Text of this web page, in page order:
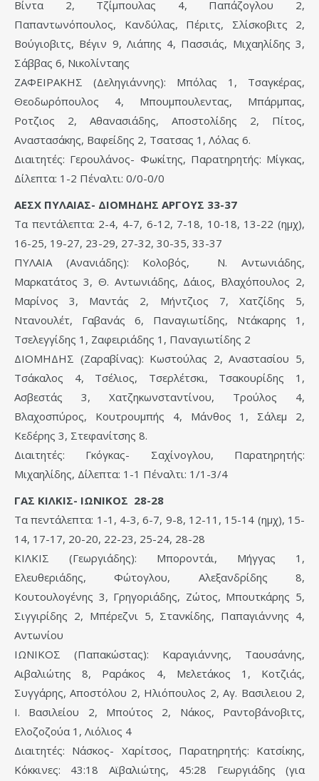
Βίντα 2, Τζίμπουλας 4, Παπάζογλου 2,
Παπαντωνόπουλος, Κανδύλας, Πέριτς, Σλίσκοβιτς 2,
Βούγιοβιτς, Βέγιν 9, Λιάπης 4, Πασσιάς, Μιχαηλίδης 3,
Σάββας 6, Νικολίνταης
ΖΑΦΕΙΡΑΚΗΣ (Δεληγιάννης): Μπόλας 1, Τσαγκέρας,
Θεοδωρόπουλος 4, Μπουμπουλεντας, Μπάρμπας,
Ροτζιος 2, Αθανασιάδης, Αποστολίδης 2, Πίτος,
Αναστασάκης, Βαφείδης 2, Τσατσας 1, Λόλας 6.
Διαιτητές: Γερουλάνος- Φωκίτης, Παρατηρητής: Μίγκας,
Δίλεπτα: 1-2 Πέναλτι: 0/0-0/0
ΑΕΣΧ ΠΥΛΑΙΑΣ- ΔΙΟΜΗΔΗΣ ΑΡΓΟΥΣ 33-37
Τα πεντάλεπτα: 2-4, 4-7, 6-12, 7-18, 10-18, 13-22 (ημχ),
16-25, 19-27, 23-29, 27-32, 30-35, 33-37
ΠΥΛΑΙΑ (Ανανιάδης): Κολοβός, Ν. Αντωνιάδης,
Μαρκατάτος 3, Θ. Αντωνιάδης, Δάιος, Βλαχόπουλος 2,
Μαρίνος 3, Μαντάς 2, Μήντζιος 7, Χατζίδης 5,
Ντανουλέτ, Γαβανάς 6, Παναγιωτίδης, Ντάκαρης 1,
Τσελεγγίδης 1, Ζαφειριάδης 1, Παναγιωτίδης 2
ΔΙΟΜΗΔΗΣ (Ζαραβίνας): Κωστούλας 2, Αναστασίου 5,
Τσάκαλος 4, Τσέλιος, Τσερλέτσκι, Τσακουρίδης 1,
Ασβεστάς 3, Χατζηκωνσταντίνου, Τρούλος 4,
Βλαχοσπύρος, Κουτρουμπής 4, Μάνθος 1, Σάλεμ 2,
Κεδέρης 3, Στεφανίτσης 8.
Διαιτητές: Γκόγκας- Σαχίνογλου, Παρατηρητής:
Μιχαηλίδης, Δίλεπτα: 1-1 Πέναλτι: 1/1-3/4
ΓΑΣ ΚΙΛΚΙΣ- ΙΩΝΙΚΟΣ 28-28
Tα πεντάλεπτα: 1-1, 4-3, 6-7, 9-8, 12-11, 15-14 (ημχ), 15-
14, 17-17, 20-20, 22-23, 25-24, 28-28
ΚΙΛΚΙΣ (Γεωργιάδης): Μποροντάι, Μήγγας 1,
Ελευθεριάδης, Φώτογλου, Αλεξανδρίδης 8,
Κουτουλογένης 3, Γρηγοριάδης, Ζώτος, Μπουτκάρης 5,
Σιγγιρίδης 2, Μπέρεζνι 5, Στανκίδης, Παπαγιάννης 4,
Αντωνίου
ΙΩΝΙΚΟΣ (Παπακώστας): Καραγιάννης, Ταουσάνης,
Αιβαλιώτης 8, Ραράκος 4, Μελετάκος 1, Κοτζιάς,
Συγγάρης, Αποστόλου 2, Ηλιόπουλος 2, Αγ. Βασιλειου 2,
Ι. Βασιλείου 2, Μπούτος 2, Νάκος, Ραντοβάνοβιτς,
Ελοζοζούα 1, Λιόλιος 4
Διαιτητές: Νάσκος- Χαρίτσος, Παρατηρητής: Κατσίκης,
Κόκκινες: 43:18 Αϊβαλιώτης, 45:28 Γεωργιάδης (για